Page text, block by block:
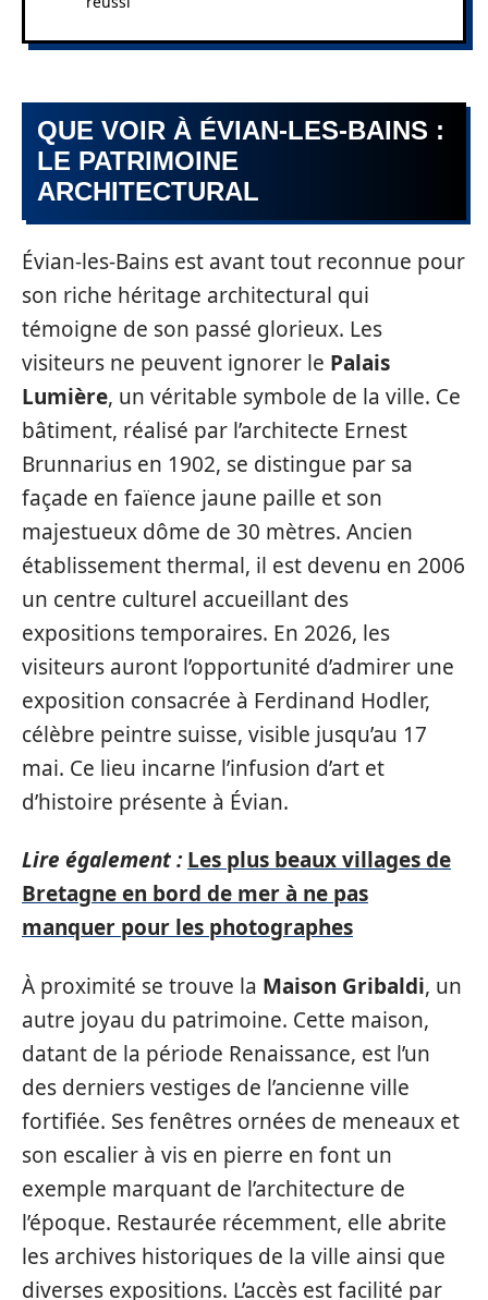
QUE VOIR À ÉVIAN-LES-BAINS :
LE PATRIMOINE
ARCHITECTURAL
Évian-les-Bains est avant tout reconnue pour
son riche héritage architectural qui
témoigne de son passé glorieux. Les
visiteurs ne peuvent ignorer le Palais
Lumière, un véritable symbole de la ville. Ce
bâtiment, réalisé par l’architecte Ernest
Brunnarius en 1902, se distingue par sa
façade en faïence jaune paille et son
majestueux dôme de 30 mètres. Ancien
établissement thermal, il est devenu en 2006
un centre culturel accueillant des
expositions temporaires. En 2026, les
visiteurs auront l’opportunité d’admirer une
exposition consacrée à Ferdinand Hodler,
célèbre peintre suisse, visible jusqu’au 17
mai. Ce lieu incarne l’infusion d’art et
d’histoire présente à Évian.
Lire également : Les plus beaux villages de
Bretagne en bord de mer à ne pas
manquer pour les photographes
À proximité se trouve la Maison Gribaldi, un
autre joyau du patrimoine. Cette maison,
datant de la période Renaissance, est l’un
des derniers vestiges de l’ancienne ville
fortifiée. Ses fenêtres ornées de meneaux et
son escalier à vis en pierre en font un
exemple marquant de l’architecture de
l’époque. Restaurée récemment, elle abrite
les archives historiques de la ville ainsi que
diverses expositions. L’accès est facilité par